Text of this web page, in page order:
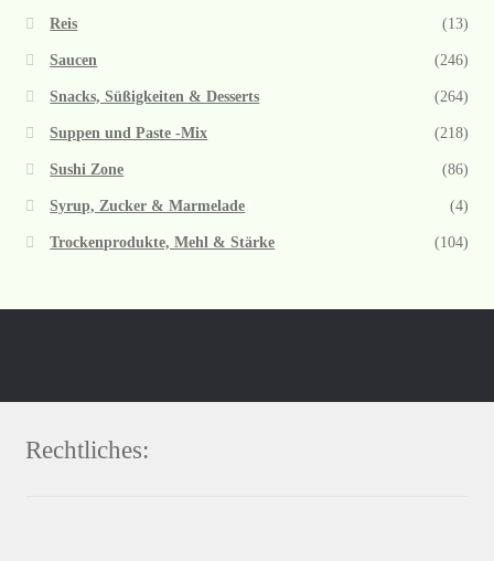
Reis (13)
Saucen (246)
Snacks, Süßigkeiten & Desserts (264)
Suppen und Paste -Mix (218)
Sushi Zone (86)
Syrup, Zucker & Marmelade (4)
Trockenprodukte, Mehl & Stärke (104)
Rechtliches: